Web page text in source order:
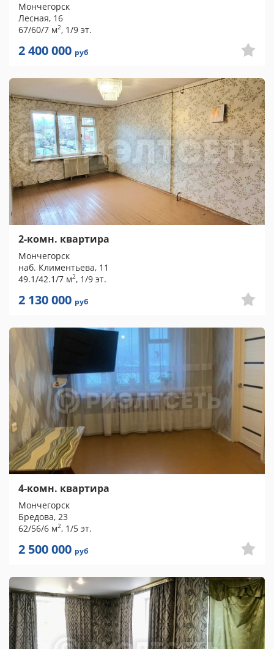
Мончегорск
Лесная, 16
67/60/7 м2, 1/9 эт.
2 400 000 руб
2-комн. квартира
Мончегорск
наб. Климентьева, 11
49.1/42.1/7 м2, 1/9 эт.
2 130 000 руб
4-комн. квартира
Мончегорск
Бредова, 23
62/56/6 м2, 1/5 эт.
2 500 000 руб